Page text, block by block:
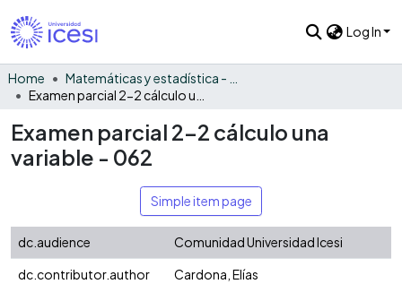
Log In
Home
Examen parcial 2-2 cálculo una
variable - 062
Simple item page
dc.audience
Comunidad Universidad Icesi
dc.contributor.author
Cardona, Elías